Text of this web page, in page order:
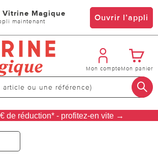
Vitrine Magique
maintenant Ouvrir l’appli
Mon compteMon panier
de réduction* - profitez-en vite →